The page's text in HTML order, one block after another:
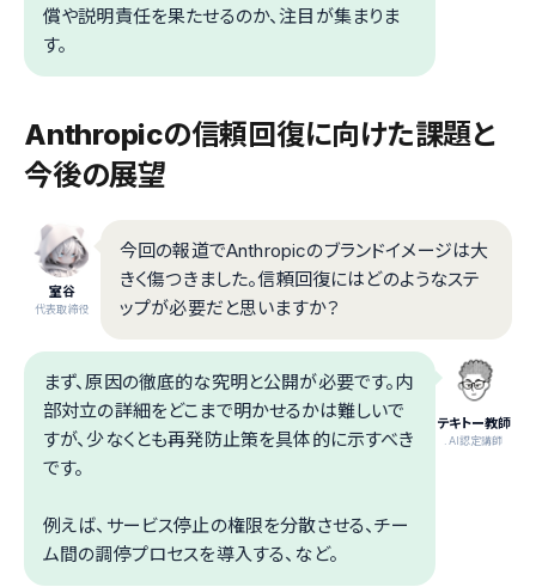
償や説明責任を果たせるのか、注目が集まりま
す。
Anthropicの信頼回復に向けた課題と
今後の展望
室谷
代表取締役
今回の報道でAnthropicのブランドイメージは大
きく傷つきました。信頼回復にはどのようなステ
ップが必要だと思いますか？
テキトー教師
.AI認定講師
まず、原因の徹底的な究明と公開が必要です。内
部対立の詳細をどこまで明かせるかは難しいで
すが、少なくとも再発防止策を具体的に示すべき
です。
例えば、サービス停止の権限を分散させる、チー
ム間の調停プロセスを導入する、など。